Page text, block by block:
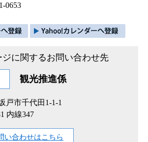
0653
ジに関するお問い合わせ先
観光推進係
戸市千代田1-1-1
内線347
い合わせはこちら